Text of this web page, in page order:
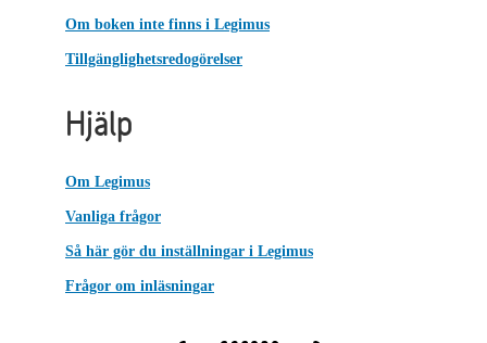
Om boken inte finns i Legimus
Tillgänglighetsredogörelser
Hjälp
Om Legimus
Vanliga frågor
Så här gör du inställningar i Legimus
Frågor om inläsningar